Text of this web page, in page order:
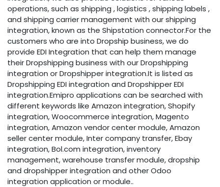
operations, such as shipping , logistics , shipping labels ,
and shipping carrier management with our shipping
integration, known as the Shipstation connector.For the
customers who are into Dropship business, we do
provide EDI Integration that can help them manage
their Dropshipping business with our Dropshipping
integration or Dropshipper integration.It is listed as
Dropshipping EDI integration and Dropshipper EDI
integration.Emipro applications can be searched with
different keywords like Amazon integration, Shopify
integration, Woocommerce integration, Magento
integration, Amazon vendor center module, Amazon
seller center module, Inter company transfer, Ebay
integration, Bol.com integration, inventory
management, warehouse transfer module, dropship
and dropshipper integration and other Odoo
integration application or module..